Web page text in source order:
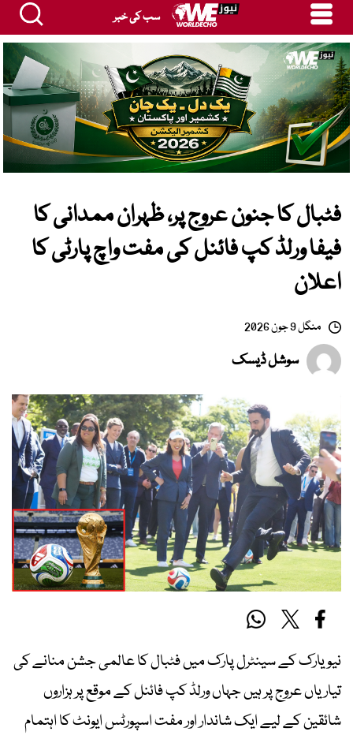
سب کی خبر
فٹبال کا جنون عروج پر، ظہران ممدانی کا
فیفا ورلڈ کپ فائنل کی مفت واچ پارٹی کا
اعلان
منگل 9 جون 2026
سوشل ڈیسک
نیویارک کے سینٹرل پارک میں فٹبال کا عالمی جشن منانے کی
تیاریاں عروج پر ہیں جہاں ورلڈ کپ فائنل کے موقع پر ہزاروں
شائقین کے لیے ایک شاندار اور مفت اسپورٹس ایونٹ کا اہتمام